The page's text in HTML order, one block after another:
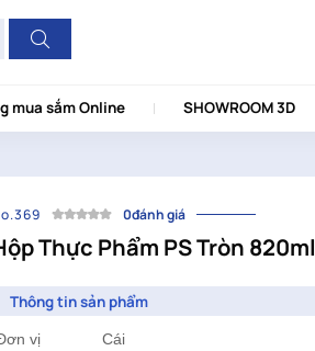
mua sắm Online SHOWROOM 3D
0đánh giá
Thực Phẩm PS Tròn 820ml
Thông tin sản phẩm
vị Cái